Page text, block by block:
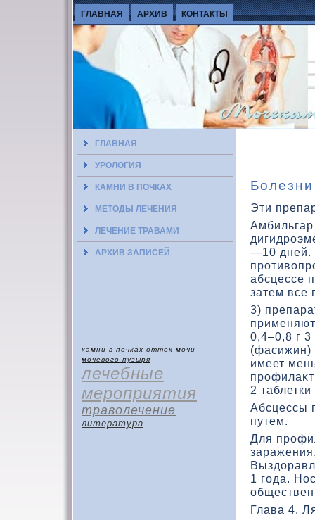
ГЛАВНАЯ АРХИВ КОНТАКТЫ
ГЛАВНАЯ
УРОЛОГИЯ
КАМНИ В ПОЧКАХ
МЕТОДЫ ЛЕЧЕНИЯ
ЛЕЧЕНИЕ ТРАВАМИ
АРХИВ ЗАПИСЕЙ
камни в почках отток мочи
мочевого пузыря
лечебные
мероприятия
траволечение
литература
Эти
—10 дней.
абсцессе
затем все
3)
0,4–0,8 г
(фасижин)
имеет
2
Абсцессы
путем.
Для
1 года.
Глава 4.